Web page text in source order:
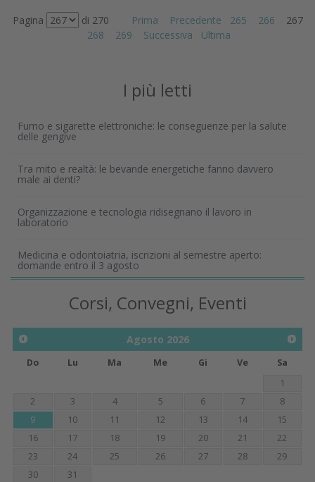
Pagina di 270 Prima Precedente 265 266
267
268
269 Successiva Ultima
I più letti
Fumo e sigarette elettroniche: le conseguenze per la salute
delle gengive
Tra mito e realtà: le bevande energetiche fanno davvero
male ai denti?
Organizzazione e tecnologia ridisegnano il lavoro in
laboratorio
Medicina e odontoiatria, iscrizioni al semestre aperto:
domande entro il 3 agosto
Corsi, Convegni, Eventi
Agosto 2026
Do Lu Ma Me Gi Ve
Sa
1
2
3 4 5 6 7
8
9
10 11 12 13 14
15
16
17 18 19 20 21
22
23
24 25 26 27 28
29
30
31